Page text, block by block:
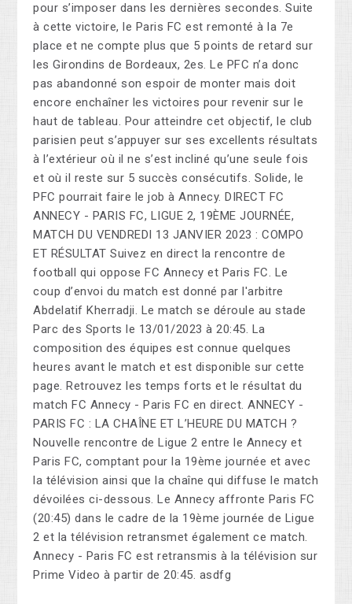
pour s’imposer dans les dernières secondes. Suite
à cette victoire, le Paris FC est remonté à la 7e
place et ne compte plus que 5 points de retard sur
les Girondins de Bordeaux, 2es. Le PFC n’a donc
pas abandonné son espoir de monter mais doit
encore enchaîner les victoires pour revenir sur le
haut de tableau. Pour atteindre cet objectif, le club
parisien peut s’appuyer sur ses excellents résultats
à l’extérieur où il ne s’est incliné qu’une seule fois
et où il reste sur 5 succès consécutifs. Solide, le
PFC pourrait faire le job à Annecy. DIRECT FC
ANNECY - PARIS FC, LIGUE 2, 19ÈME JOURNÉE,
MATCH DU VENDREDI 13 JANVIER 2023 : COMPO
ET RÉSULTAT Suivez en direct la rencontre de
football qui oppose FC Annecy et Paris FC. Le
coup d’envoi du match est donné par l'arbitre
Abdelatif Kherradji. Le match se déroule au stade
Parc des Sports le 13/01/2023 à 20:45. La
composition des équipes est connue quelques
heures avant le match et est disponible sur cette
page. Retrouvez les temps forts et le résultat du
match FC Annecy - Paris FC en direct. ANNECY -
PARIS FC : LA CHAÎNE ET L’HEURE DU MATCH ?
Nouvelle rencontre de Ligue 2 entre le Annecy et
Paris FC, comptant pour la 19ème journée et avec
la télévision ainsi que la chaîne qui diffuse le match
dévoilées ci-dessous. Le Annecy affronte Paris FC
(20:45) dans le cadre de la 19ème journée de Ligue
2 et la télévision retransmet également ce match.
Annecy - Paris FC est retransmis à la télévision sur
Prime Video à partir de 20:45. asdfg